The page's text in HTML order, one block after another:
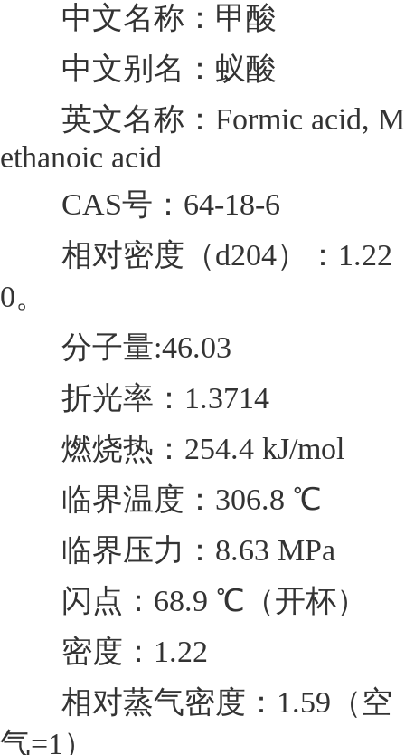
中文名称：甲酸
中文别名：蚁酸
英文名称：Formic acid, M
ethanoic acid
CAS号：64-18-6
相对密度（d204）：1.22
0。
分子量:46.03
折光率：1.3714
燃烧热：254.4 kJ/mol
临界温度：306.8 ℃
临界压力：8.63 MPa
闪点：68.9 ℃（开杯）
密度：1.22
相对蒸气密度：1.59（空
气=1）